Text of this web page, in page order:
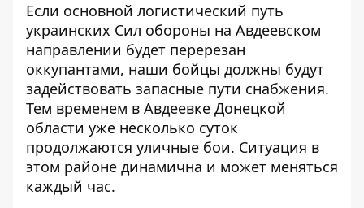
Если основной логистический путь
украинских Сил обороны на Авдеевском
направлении будет перерезан
оккупантами, наши бойцы должны будут
задействовать запасные пути снабжения.
Тем временем в Авдеевке Донецкой
области уже несколько суток
продолжаются уличные бои. Ситуация в
этом районе динамична и может меняться
каждый час.